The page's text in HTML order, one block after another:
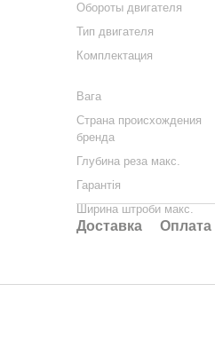
Обороты двигателя
Тип двигателя
Комплектация
Вага
Страна происхождения
бренда
Глубина реза макс.
Гарантія
Ширина штроби макс.
Доставка Оплата